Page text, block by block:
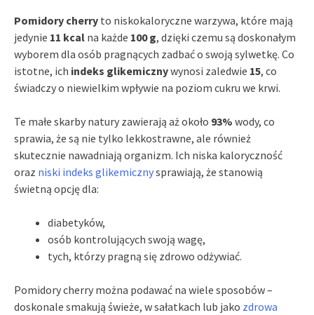
Pomidory cherry to niskokaloryczne warzywa, które mają
jedynie 11 kcal na każde 100 g, dzięki czemu są doskonałym
wyborem dla osób pragnących zadbać o swoją sylwetkę. Co
istotne, ich indeks glikemicznywynosi zaledwie 15, co
świadczy o niewielkim wpływie na poziom cukru we krwi.
Te małe skarby natury zawierają aż około 93% wody, co
sprawia, że są nie tylko lekkostrawne, ale również
skutecznie nawadniają organizm. Ich niska kaloryczność
oraz niski indeks glikemicznysprawiają, że stanowią
świetną opcję dla:
diabetyków,
osób kontrolujących swoją wagę,
tych, którzy pragną się zdrowo odżywiać.
Pomidory cherry można podawać na wiele sposobów –
doskonale smakują świeże, w sałatkach lub jako zdrowa